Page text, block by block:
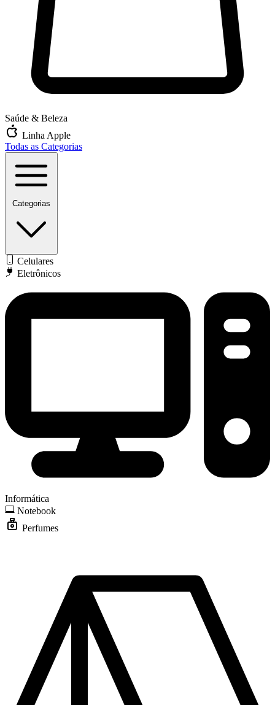
Saúde & Beleza
Linha Apple
Todas as Categorias
Categorias
Celulares
Eletrônicos
Informática
Notebook
Perfumes